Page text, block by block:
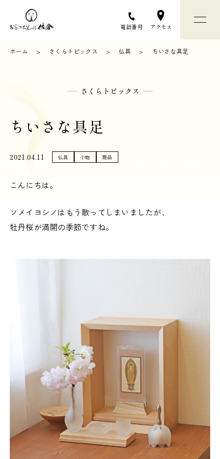
電話番号 アクセス
お仏壇 / お仏具
店舗と会社のご案内
カリモクや飛騨家具とのコラボレーション仏壇
暮らしになじむ、
シンプルなお仏壇
ホーム さくらトピックス 仏具 ちいさな具足
さくらトピックス
ちいさな具足
2021.04.11 仏具 小物 商品
こんにちは。
ソメイヨシノはもう散ってしまいましたが、
牡丹桜が満開の季節ですね。